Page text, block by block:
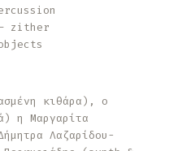
zither
κιθάρα), ο
η Μαργαρίτα
Λαζαρίδου-